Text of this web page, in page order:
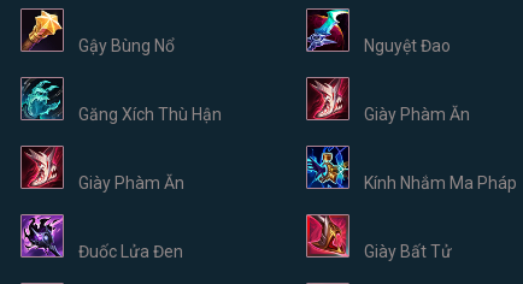
Gậy Bùng Nổ Nguyệt Đao
Găng Xích Thù Hận Giày Phàm Ăn
Giày Phàm Ăn Kính Nhắm Ma Pháp
Đuốc Lửa Đen Giày Bất Tử